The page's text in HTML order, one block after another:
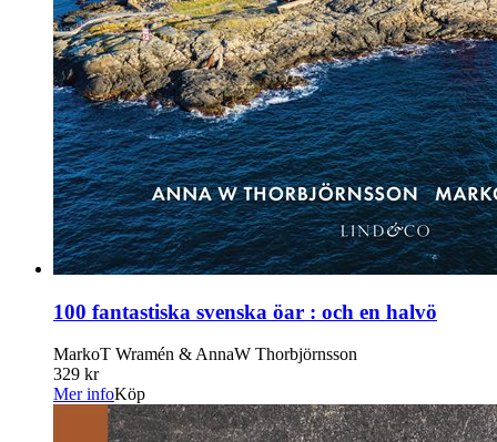
100 fantastiska svenska öar : och en halvö
MarkoT Wramén & AnnaW Thorbjörnsson
329 kr
Mer infoKöp